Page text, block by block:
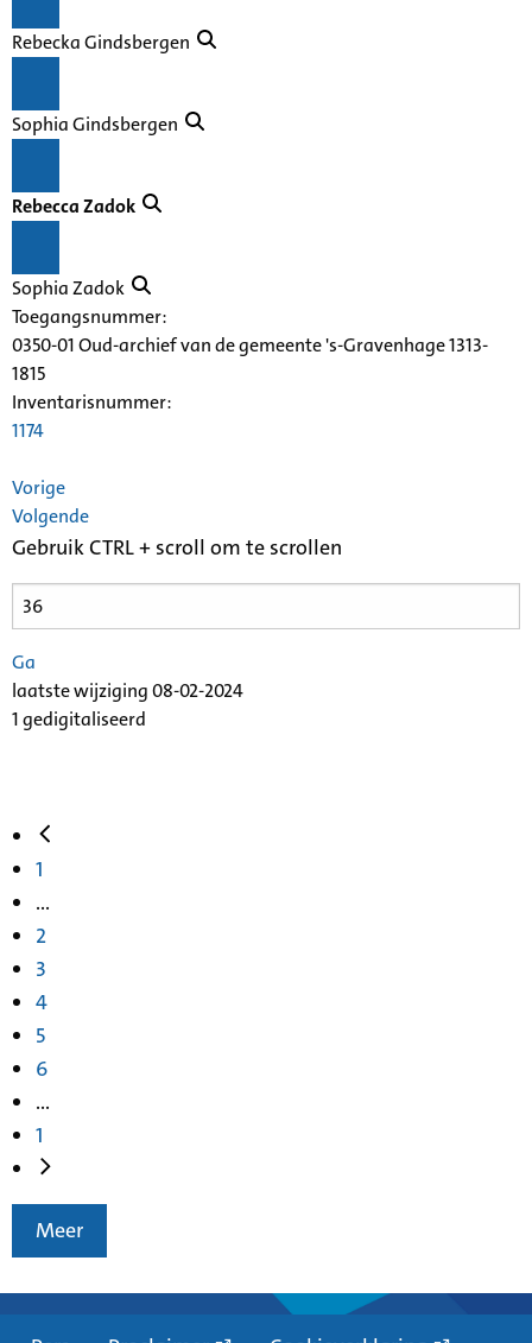
Rebecka Gindsbergen
Sophia Gindsbergen
Rebecca Zadok
Sophia Zadok
Toegangsnummer:
0350-01 Oud-archief van de gemeente 's-Gravenhage 1313-
1815
Inventarisnummer:
1174
Vorige
Volgende
Gebruik CTRL + scroll om te scrollen
Ga
laatste wijziging 08-02-2024
1 gedigitaliseerd
1
...
2
3
4
5
6
...
1
Meer